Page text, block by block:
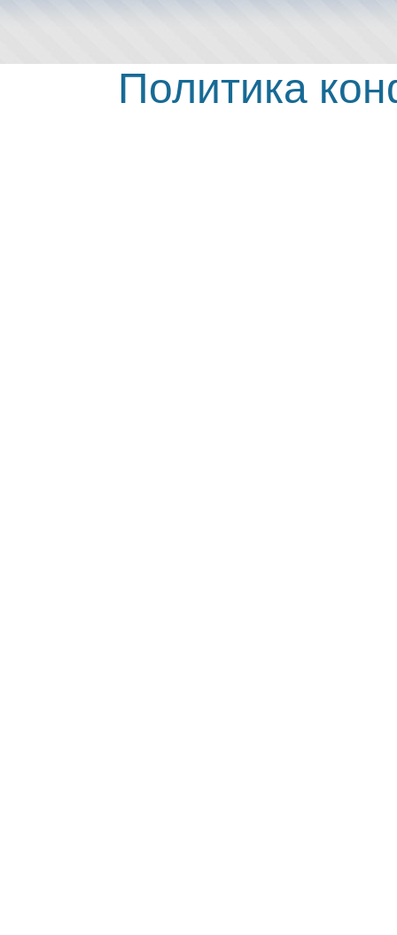
Политика